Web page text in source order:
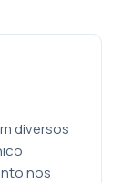
diversos
nos